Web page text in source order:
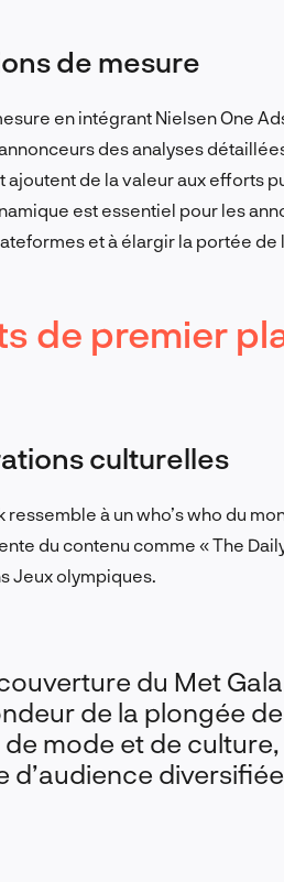
de mesure
en intégrant Nielsen One
des analyses
de la valeur aux efforts
est essentiel pour les
et à élargir la portée de
de premier
culturelles
à un who’s who du
du contenu comme « The
Jeux olympiques.
du Met
de la plongée
mode et de
d’audience